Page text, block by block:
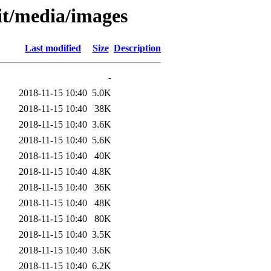
media/images
Last modified Size Description
-
2018-11-15 10:40 5.0K
2018-11-15 10:40
38K
2018-11-15 10:40 3.6K
2018-11-15 10:40 5.6K
2018-11-15 10:40
40K
2018-11-15 10:40 4.8K
2018-11-15 10:40
36K
2018-11-15 10:40
48K
2018-11-15 10:40
80K
2018-11-15 10:40 3.5K
2018-11-15 10:40 3.6K
2018-11-15 10:40 6.2K